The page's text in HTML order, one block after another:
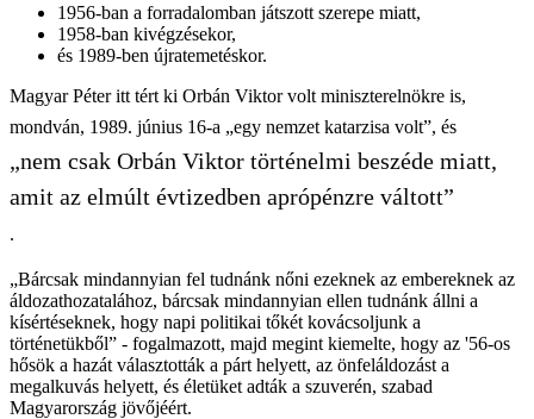
1956-ban a forradalomban játszott szerepe miatt,
1958-ban kivégzésekor,
és 1989-ben újratemetéskor.
Magyar Péter itt tért ki Orbán Viktor volt miniszterelnökre is,
mondván, 1989. június 16-a „egy nemzet katarzisa volt”, és
„nem csak Orbán Viktor történelmi beszéde miatt,
amit az elmúlt évtizedben aprópénzre váltott”
.
„Bárcsak mindannyian fel tudnánk nőni ezeknek az embereknek az
áldozathozatalához, bárcsak mindannyian ellen tudnánk állni a
kísértéseknek, hogy napi politikai tőkét kovácsoljunk a
történetükből” - fogalmazott, majd megint kiemelte, hogy az '56-os
hősök a hazát választották a párt helyett, az önfeláldozást a
megalkuvás helyett, és életüket adták a szuverén, szabad
Magyarország jövőjéért.